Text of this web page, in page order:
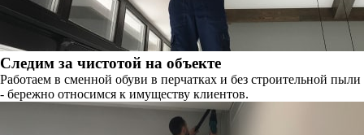
Следим за чистотой на объекте
Работаем в сменной обуви в перчатках и без строительной пыли
- бережно относимся к имуществу клиентов.